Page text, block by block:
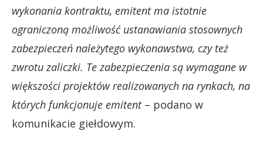
wykonania kontraktu, emitent ma istotnie
ograniczoną możliwość ustanawiania stosownych
zabezpieczeń należytego wykonawstwa, czy też
zwrotu zaliczki. Te zabezpieczenia są wymagane w
większości projektów realizowanych na rynkach, na
których funkcjonuje emitent– podano w
komunikacie giełdowym.